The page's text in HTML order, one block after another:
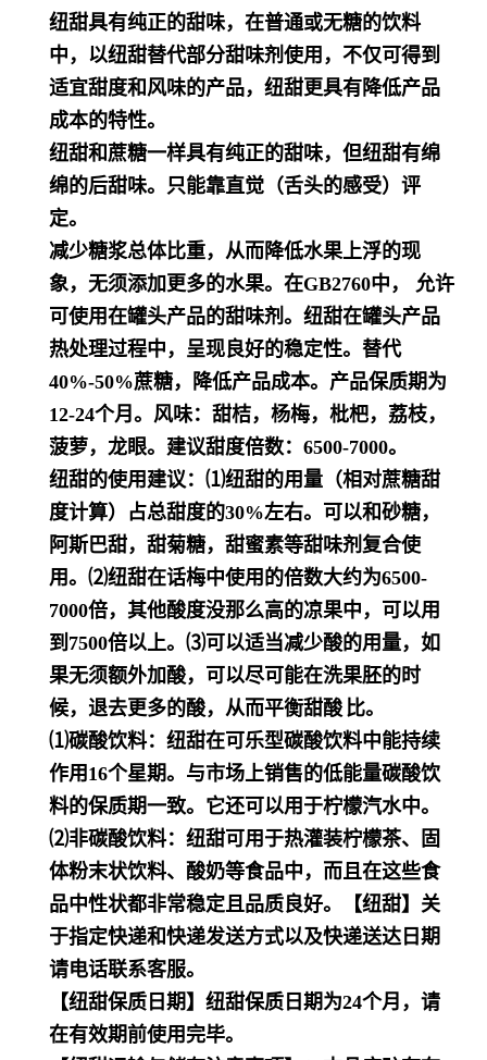
纽甜具有纯正的甜味，在普通或无糖的饮料
中，以纽甜替代部分甜味剂使用，不仅可得到
适宜甜度和风味的产品，纽甜更具有降低产品
成本的特性。
纽甜和蔗糖一样具有纯正的甜味，但纽甜有绵
绵的后甜味。只能靠直觉（舌头的感受）评
定。
减少糖浆总体比重，从而降低水果上浮的现
象，无须添加更多的水果。在GB2760中， 允许
可使用在罐头产品的甜味剂。纽甜在罐头产品
热处理过程中，呈现良好的稳定性。替代
40%-50%蔗糖，降低产品成本。产品保质期为
12-24个月。风味：甜桔，杨梅，枇杷，荔枝，
菠萝，龙眼。建议甜度倍数：6500-7000。
纽甜的使用建议：⑴纽甜的用量（相对蔗糖甜
度计算）占总甜度的30%左右。可以和砂糖，
阿斯巴甜，甜菊糖，甜蜜素等甜味剂复合使
用。⑵纽甜在话梅中使用的倍数大约为6500-
7000倍，其他酸度没那么高的凉果中，可以用
到7500倍以上。⑶可以适当减少酸的用量，如
果无须额外加酸，可以尽可能在洗果胚的时
候，退去更多的酸，从而平衡甜酸 比。
⑴碳酸饮料：纽甜在可乐型碳酸饮料中能持续
作用16个星期。与市场上销售的低能量碳酸饮
料的保质期一致。它还可以用于柠檬汽水中。
⑵非碳酸饮料：纽甜可用于热灌装柠檬茶、固
体粉末状饮料、酸奶等食品中，而且在这些食
品中性状都非常稳定且品质良好。【纽甜】关
于指定快递和快递发送方式以及快递送达日期
请电话联系客服。
【纽甜保质日期】纽甜保质日期为24个月，请
在有效期前使用完毕。